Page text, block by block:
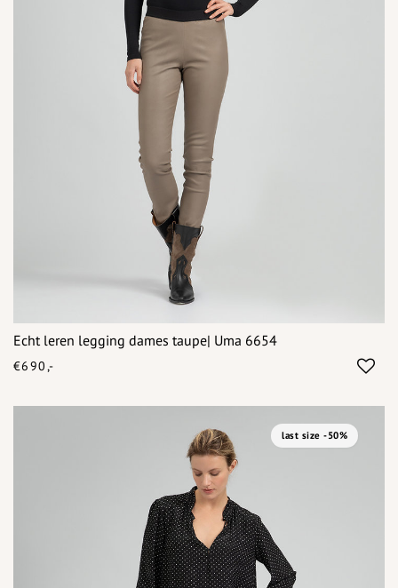
Echt leren legging dames taupe| Uma 6654
€690,-
last size -50%